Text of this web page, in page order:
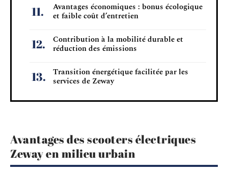
Avantages économiques : bonus écologique
et faible coût d’entretien
Contribution à la mobilité durable et
réduction des émissions
Transition énergétique facilitée par les
services de Zeway
Avantages des scooters électriques
Zeway en milieu urbain